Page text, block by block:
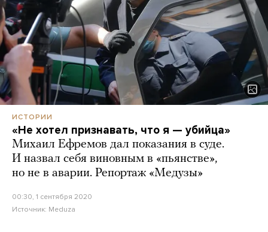
ИСТОРИИ
«Не хотел признавать, что я — убийца»
Михаил Ефремов дал показания в суде.
И назвал себя виновным в «пьянстве»,
но не в аварии. Репортаж «Медузы»
00:30, 1 сентября 2020
Источник: Meduza